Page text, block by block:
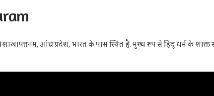
आंध्र प्रदेश, भारत के पास स्थित है. मुख्य रूप से हिंदू धर्म के